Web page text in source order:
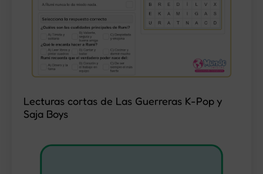
Lecturas cortas de Las Guerreras K-Pop y
Saja Boys